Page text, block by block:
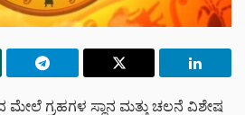
ಮೇಲೆ ಗ್ರಹಗಳ ಸ್ಥಾನ ಮತ್ತು ಚಲನೆ ವಿಶೇಷ